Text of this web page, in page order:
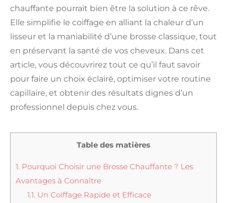
chauffante pourrait bien être la solution à ce rêve.
Elle simplifie le coiffage en alliant la chaleur d’un
lisseur et la maniabilité d’une brosse classique, tout
en préservant la santé de vos cheveux. Dans cet
article, vous découvrirez tout ce qu’il faut savoir
pour faire un choix éclairé, optimiser votre routine
capillaire, et obtenir des résultats dignes d’un
professionnel depuis chez vous.
Table des matières
1. Pourquoi Choisir une Brosse Chauffante ? Les
Avantages à Connaître
1.1. Un Coiffage Rapide et Efficace